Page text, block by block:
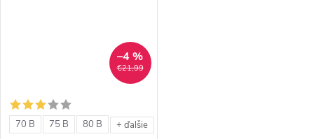
€21,99
–4 %
70 B 75 B 80 B + ďalšie